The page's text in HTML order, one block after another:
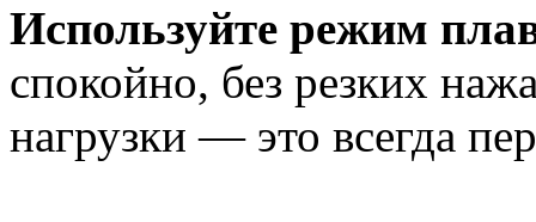
Используйте режим
спокойно, без резких
нагрузки — это всегда